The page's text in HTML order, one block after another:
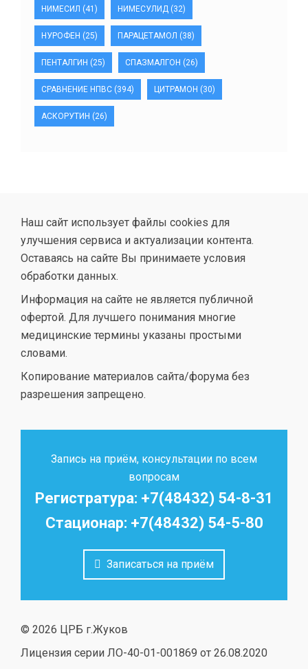
НИМЕСИЛ (41) НИМЕСУЛИД (32)
НУРОФЕН (25) ПАРАЦЕТАМОЛ (38)
ПЕНТАЛГИН (25) СПАЗМАЛГОН (26)
СРАВНЕНИЕ НПВС (394) ЦИТРАМОН (30)
АСКОРУТИН (26)
Наш сайт использует файлы cookies для
улучшения сервиса и актуализации контента.
Оставаясь на сайте Вы принимаете условия
обработки данных.
Информация на сайте не является публичной
офертой. Для лучшего понимания многие
медицинские термины указаны простыми
словами.
Копирование материалов сайта/форума без
разрешения запрещено.
Запись на приём, консультации по всем
вопросам
Регистратура: +7(48432) 54-8-31
Стационар: +7(48432) 54-5-80
Записаться на приём
© 2026 ЦРБ г.Жуков
Лицензия серии ЛО-40-01-001869 от 26.08.2020